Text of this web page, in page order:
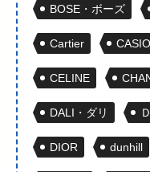
BOSE・ボーズ
Cartier CASIO
CELINE
DALI・ダリ
DIOR dunhill